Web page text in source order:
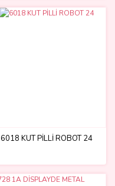
6018 KUT PİLLİ ROBOT 24